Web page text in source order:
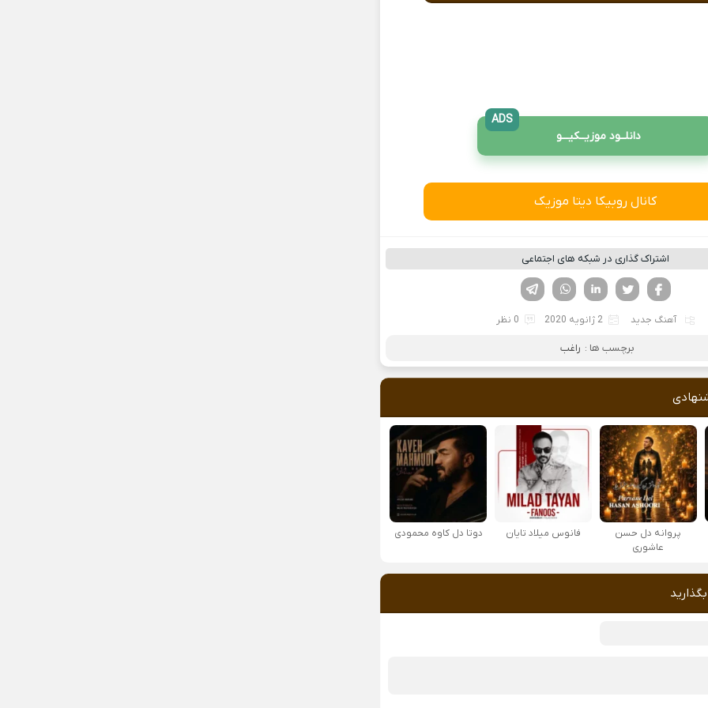
دانلــود موزیــکیـــو
ADS
کانال روبیکا دیتا موزیک
اشتراک گذاری در شبکه های اجتماعی
لینکدین تویتر
فیسوک
آهنگ جدید 2 ژانویه 2020 0 نظر
برچسب ها : راغب
پروانه دل حسن
عاشوری
فانوس میلاد تایان دوتا دل کاوه محمودی